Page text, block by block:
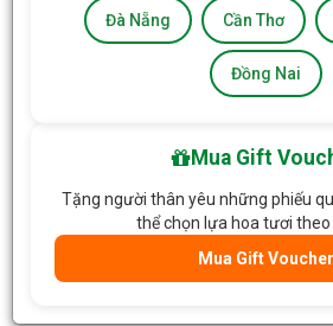
Chậu Cây Xanh - Kim Tiền
Đà Nẵng Cần Thơ
Đồng Nai
Mua Gift
Tặng người thân yêu những phiếu
thể chọn lựa hoa tươi theo
Mua Gift Voucher